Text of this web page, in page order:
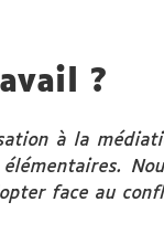
?
à la
face au